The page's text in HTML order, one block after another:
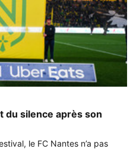
du silence après son
le FC Nantes n’a pas